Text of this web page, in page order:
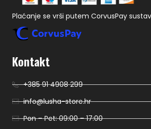
Plaćanje se vrši putem CorvusPay
Kontakt
+385 91 4908 299
info@lusha-store.hr
Pon – Pet: 09:00 – 17:00